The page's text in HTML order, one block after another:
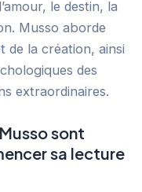
le destin, la
Musso aborde
de la création, ainsi
des
extraordinaires.
sont
sa lecture